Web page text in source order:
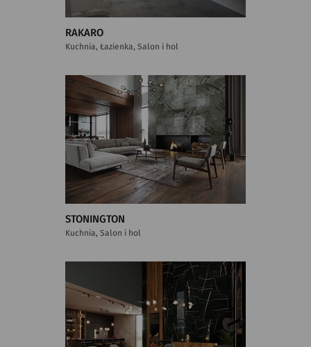
RAKARO
Kuchnia, Łazienka, Salon i hol
STONINGTON
Kuchnia, Salon i hol